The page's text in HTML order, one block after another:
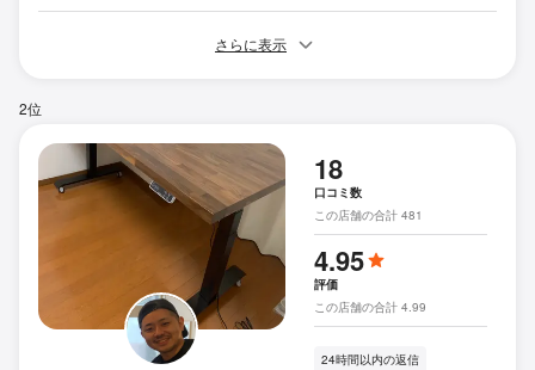
さらに表示
2位
18
口コミ数
この店舗の合計 481
4.95
評価
この店舗の合計 4.99
24時間以内の返信